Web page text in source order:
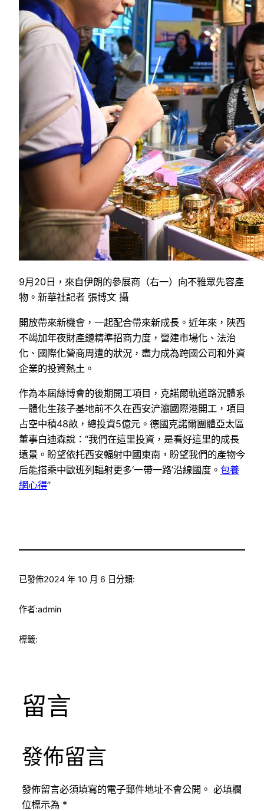
9月20日，來自伊朗的參展商（右一）向不雅眾先容產
物。新華社記者 張博文 攝
開放帶來新機會，一起配合帶來新成長。近年來，陜西
不竭加年夜財產鏈精準招商力度，營建市場化、法治
化、國際化營商周遭的狀況，盡力成為跨國公司和外資
企業的投資熱土。
作為本屆絲博會的後期開工項目，克諾爾軌道路況體系
一體化生孩子基地前不久在西安浐灞國際港開工，項目
占空中積48畝，總投資5億元。德國克諾爾團體亞太區
董事白迪森說：“我們在這里投資，是看好這里的成長
遠景。盼望依托西安輻射中國東南，盼望我們的產物今
后能搭乘中歐班列輻射更多‘一帶一路’沿線國度。 包養
網心得”
已發佈2024 年 10 月 6 日分類:
作者:admin
標籤:
留言
發佈留言
發佈留言必須填寫的電子郵件地址不會公開。 必填欄
位標示為 *